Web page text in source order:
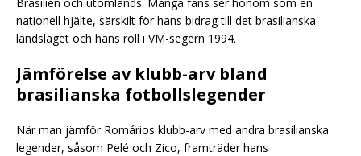
nationell hjälte, särskilt för hans bidrag till det brasilianska
landslaget och hans roll i VM-segern 1994.
Jämförelse av klubb-arv bland
brasilianska fotbollslegender
När man jämför Romários klubb-arv med andra brasilianska
legender, såsom Pelé och Zico, framträder hans